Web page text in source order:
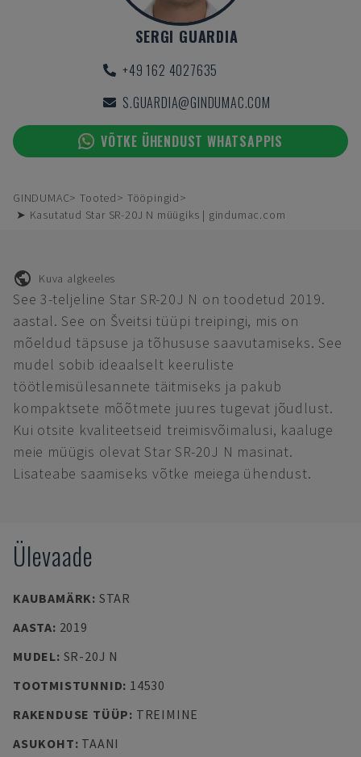
SERGI GUARDIA
+49 162 4027635
S.GUARDIA@GINDUMAC.COM
VÕTKE ÜHENDUST WHATSAPPIS
GINDUMAC Tooted
Tööpingid
➤ Kasutatud Star SR-20J N müügiks | gindumac.com
Kuva algkeeles
See 3-teljeline Star SR-20J N on toodetud 2019.
aastal. See on Šveitsi tüüpi treipingi, mis on
mõeldud täpsuse ja tõhususe saavutamiseks. See
mudel sobib ideaalselt keeruliste
töötlemisülesannete täitmiseks ja pakub
kompaktsete mõõtmete juures tugevat jõudlust.
Kui otsite kvaliteetseid treimisvõimalusi, kaaluge
meie müügis olevat Star SR-20J N masinat.
Lisateabe saamiseks võtke meiega ühendust.
Ülevaade
KAUBAMÄRK: STAR
AASTA: 2019
MUDEL: SR-20J N
TOOTMISTUNNID: 14530
RAKENDUSE TÜÜP: TREIMINE
ASUKOHT: TAANI